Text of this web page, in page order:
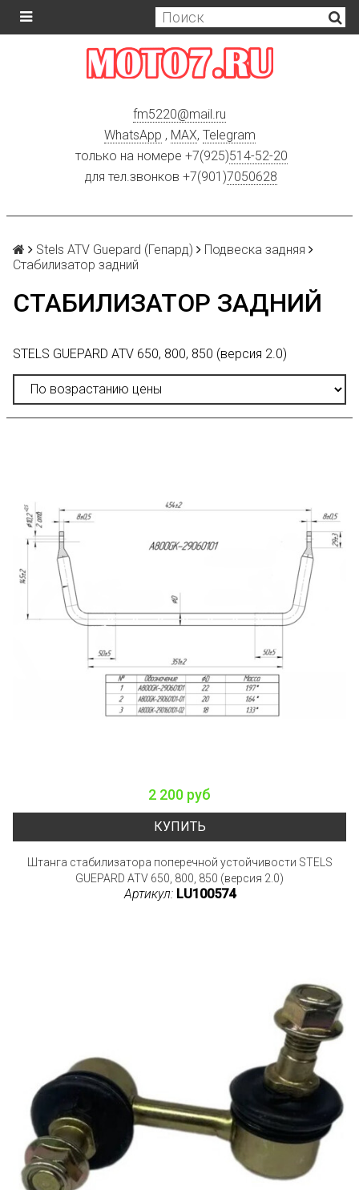
fm5220@mail.ru
WhatsApp , MAX, Telegram
только на номере +7(925)514-52-20
для тел.звонков +7(901)7050628
Stels ATV Guepard (Гепард)
Подвеска задняя
Стабилизатор задний
СТАБИЛИЗАТОР ЗАДНИЙ
STELS GUEPARD ATV 650, 800, 850 (версия 2.0)
2 200 руб
КУПИТЬ
Штанга стабилизатора поперечной устойчивости STELS
GUEPARD ATV 650, 800, 850 (версия 2.0)
Артикул: LU100574